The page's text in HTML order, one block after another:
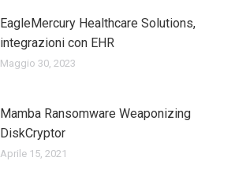
EagleMercury Healthcare Solutions,
integrazioni con EHR
Maggio 30, 2023
Mamba Ransomware Weaponizing
DiskCryptor
Aprile 15, 2021